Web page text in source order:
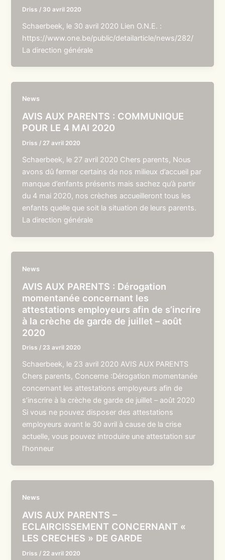
Driss / 30 avril 2020
Schaerbeek, le 30 avril 2020 Lien O.N.E. :
https://www.one.be/public/detailarticle/news/282/
La direction générale
News
AVIS AUX PARENTS : COMMUNIQUE
POUR LE 4 MAI 2020
Driss / 27 avril 2020
Schaerbeek, le 27 avril 2020 Chers parents, Nous
avons dû fermer certains de nos milieux d’accueil par
manque d’enfants présents mais sachez qu’à partir
du 4 mai 2020, nos crèches accueilleront tous les
enfants quelle que soit la situation de leurs parents.
La direction générale
News
AVIS AUX PARENTS : Dérogation
momentanée concernant les
attestations employeurs afin de s’incrire
à la crèche de garde de juillet – août
2020
Driss / 23 avril 2020
Schaerbeek, le 23 avril 2020 AVIS AUX PARENTS
Chers parents, Concerne :Dérogation momentanée
concernant les attestations employeurs afin de
s’inscrire à la crèche de garde de juillet – août 2020
Si vous ne pouvez disposer des attestations
employeurs avant le 30 avril à cause de la crise
actuelle, vous pouvez introduire une attestation sur
l’honneur
News
AVIS AUX PARENTS –
ECLAIRCISSEMENT CONCERNANT «
LES CRECHES » DE GARDE
Driss / 22 avril 2020